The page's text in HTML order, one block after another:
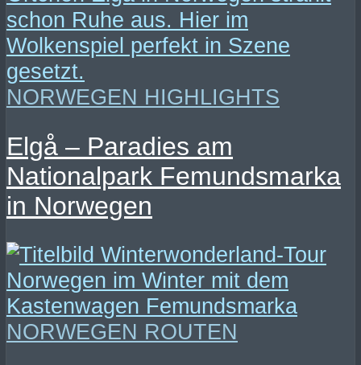
NORWEGEN HIGHLIGHTS
Elgå – Paradies am
Nationalpark Femundsmarka
in Norwegen
NORWEGEN ROUTEN